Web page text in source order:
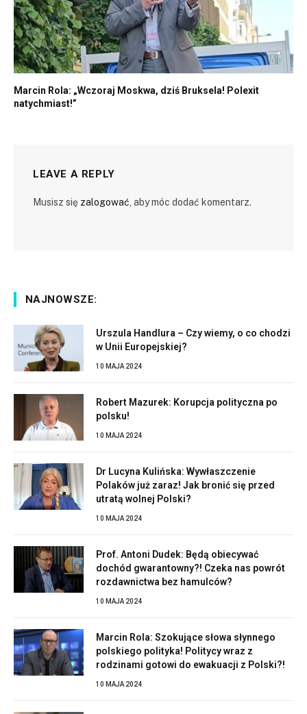
Marcin Rola: „Wczoraj Moskwa, dziś Bruksela! Polexit
natychmiast!”
LEAVE A REPLY
Musisz się zalogować , aby móc dodać komentarz.
NAJNOWSZE:
Urszula Handlura – Czy wiemy, o co chodzi
w Unii Europejskiej?
10 MAJA 2024
Robert Mazurek: Korupcja polityczna po
polsku!
10 MAJA 2024
Dr Lucyna Kulińska: Wywłaszczenie
Polaków już zaraz! Jak bronić się przed
utratą wolnej Polski?
10 MAJA 2024
Prof. Antoni Dudek: Będą obiecywać
dochód gwarantowny?! Czeka nas powrót
rozdawnictwa bez hamulców?
10 MAJA 2024
Marcin Rola: Szokujące słowa słynnego
polskiego polityka! Politycy wraz z
rodzinami gotowi do ewakuacji z Polski?!
10 MAJA 2024